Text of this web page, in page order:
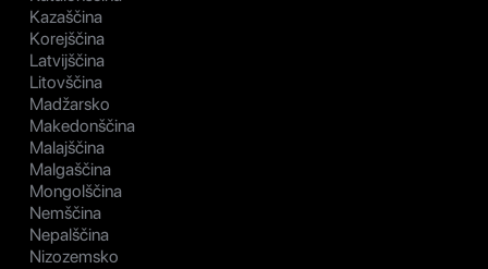
Kazaščina
Korejščina
Latvijščina
Litovščina
Madžarsko
Makedonščina
Malajščina
Malgaščina
Mongolščina
Nemščina
Nepalščina
Nizozemsko